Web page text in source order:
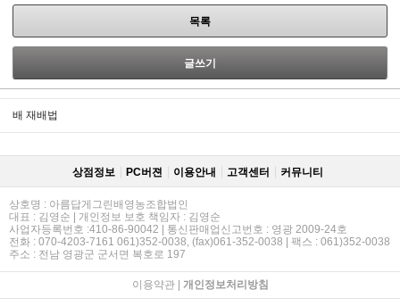
목록
글쓰기
배 재배법
상점정보 PC버젼 이용안내 고객센터 커뮤니티
상호명 : 아름답게그린배영농조합법인
대표 : 김영순 | 개인정보 보호 책임자 : 김영순
사업자등록번호 :410-86-90042 | 통신판매업신고번호 : 영광 2009-24호
전화 : 070-4203-7161 061)352-0038, (fax)061-352-0038 | 팩스 : 061)352-0038
주소 : 전남 영광군 군서면 복호로 197
이용약관| 개인정보처리방침